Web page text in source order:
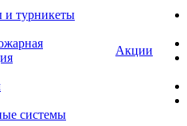
турникеты
системы
Акции